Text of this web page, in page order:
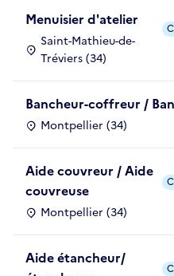
Menuisier d'atelier
Saint-Mathieu-de-
Tréviers (34)
Bancheur-coffreur /
Montpellier (34)
Aide couvreur / Aide
couvreuse
Montpellier (34)
Aide étancheur/